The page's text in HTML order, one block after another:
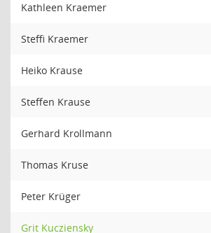
Kathleen Kraemer
Steffi Kraemer
Heiko Krause
Steffen Krause
Gerhard Krollmann
Thomas Kruse
Peter Krüger
Grit Kucziensky